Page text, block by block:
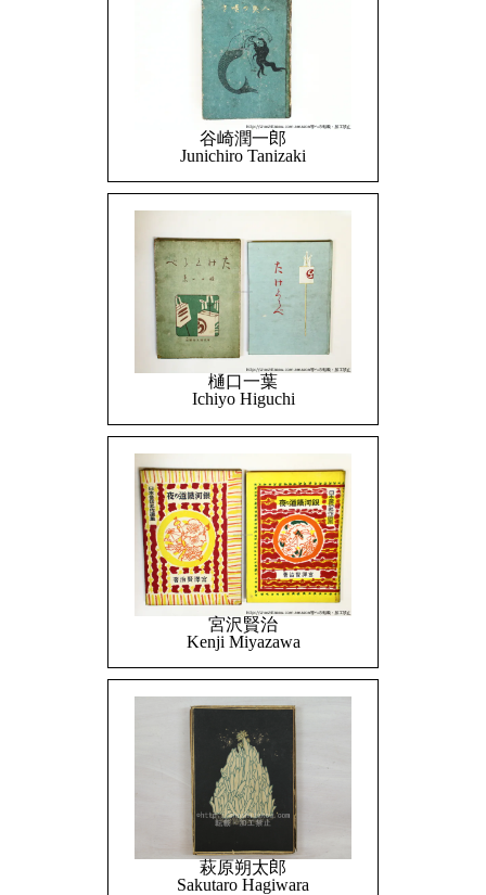
谷崎潤一郎
Junichiro Tanizaki
樋口一葉
Ichiyo Higuchi
宮沢賢治
Kenji Miyazawa
萩原朔太郎
Sakutaro Hagiwara